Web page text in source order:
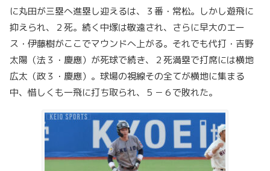
に丸田が三塁へ進塁し迎えるは、３番・常松。しかし遊飛に
抑えられ、２死。続く中塚は敬遠され、さらに早大のエー
ス・伊藤樹がここでマウンドへ上がる。それでも代打・吉野
太陽（法３・慶應）が死球で続き、２死満塁で打席には横地
広太（政３・慶應）。球場の視線その全てが横地に集まる
中、惜しくも一飛に打ち取られ、５－６で敗れた。